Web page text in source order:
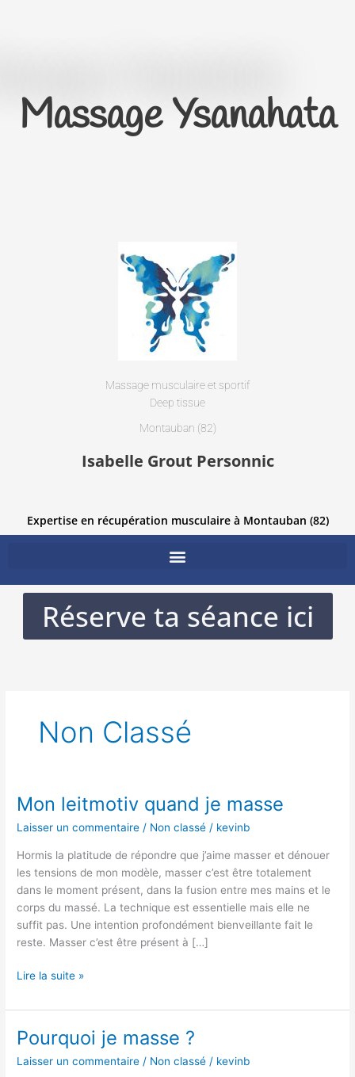
Massage Ysanahata
Massage musculaire et sportif
Deep tissue
Montauban (82)
Isabelle Grout Personnic
Expertise en récupération musculaire à Montauban (82)
Réserve ta séance ici
Non Classé
Mon leitmotiv quand je masse​
Laisser un commentaire / Non classé / kevinb
Hormis la platitude de répondre que j’aime masser et dénouer
les tensions de mon modèle, masser c’est être totalement
dans le moment présent, dans la fusion entre mes mains et le
corps du massé. La technique est essentielle mais elle ne
suffit pas. Une intention profondément bienveillante fait le
reste. Masser c’est être présent à […]
Mon
quand
je
masse​
Lire la suite »
Pourquoi je masse ?
Laisser un commentaire / Non classé / kevinb
Pourquoi
masse